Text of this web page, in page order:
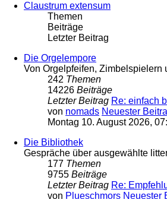
Claustrum extensum
Themen
Beiträge
Letzter Beitrag
Die Orgelempore
Von Orgelpfeifen, Zimbelspielern
242 Themen
14226 Beiträge
Letzter Beitrag Re: einfach
von nomads Neuester
Montag 10. August 2026,
Die Bibliothek
Gespräche über ausgewählte
177 Themen
9755 Beiträge
Letzter Beitrag Re:
von Plueschmors Neuester